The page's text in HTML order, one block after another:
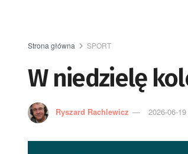
Strona główna SPORT
W niedzielę
Ryszard Rachlewicz 2026-06-